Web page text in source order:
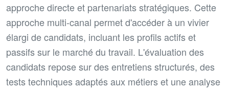
approche directe et partenariats stratégiques. Cette
approche multi-canal permet d'accéder à un vivier
élargi de candidats, incluant les profils actifs et
passifs sur le marché du travail. L'évaluation des
candidats repose sur des entretiens structurés, des
tests techniques adaptés aux métiers et une analyse